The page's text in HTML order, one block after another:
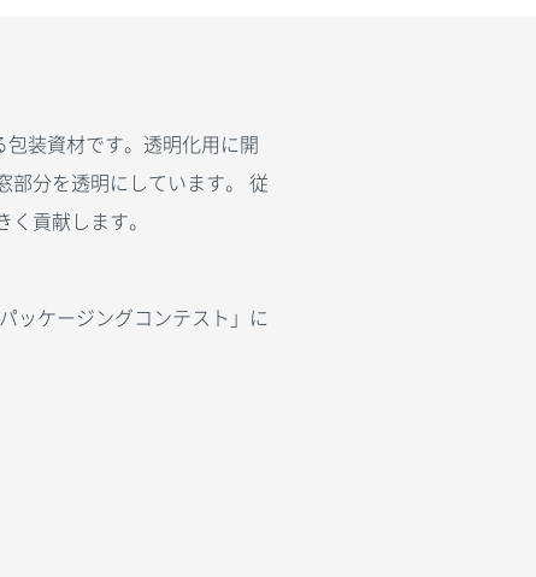
包装資材です。透明化用に開
部分を透明にしています。 従
貢献します。
ッケージングコンテスト」に